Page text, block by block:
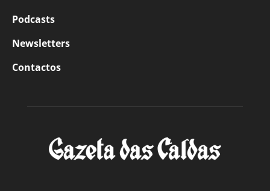
Podcasts
Newsletters
Contactos